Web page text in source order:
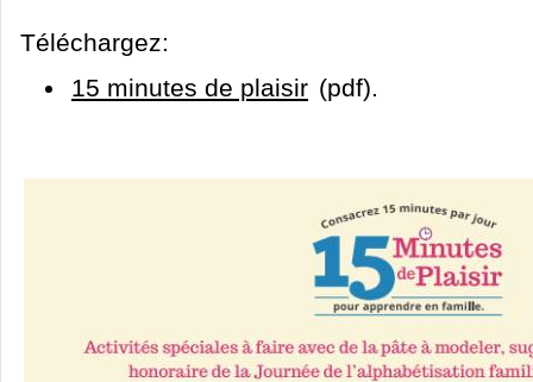
Téléchargez:
15 minutes de plaisir (pdf).